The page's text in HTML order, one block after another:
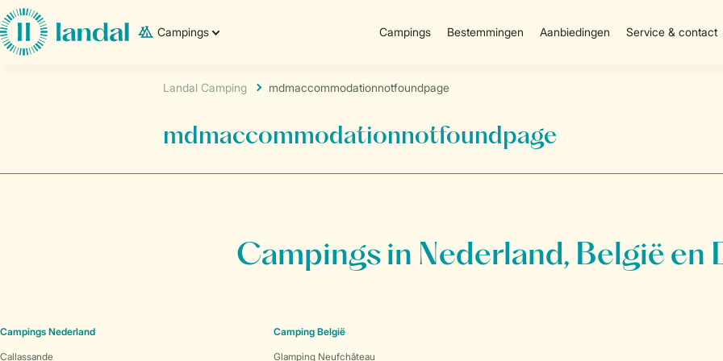
Campings Campings Bestemmingen Aanbiedingen Service & contact
Landal Camping mdmaccommodationnotfoundpage
mdmaccommodationnotfoundpage
Campings in Nederland, België en
Campings Nederland
Callassande
Camping België
Glamping Neufchâteau